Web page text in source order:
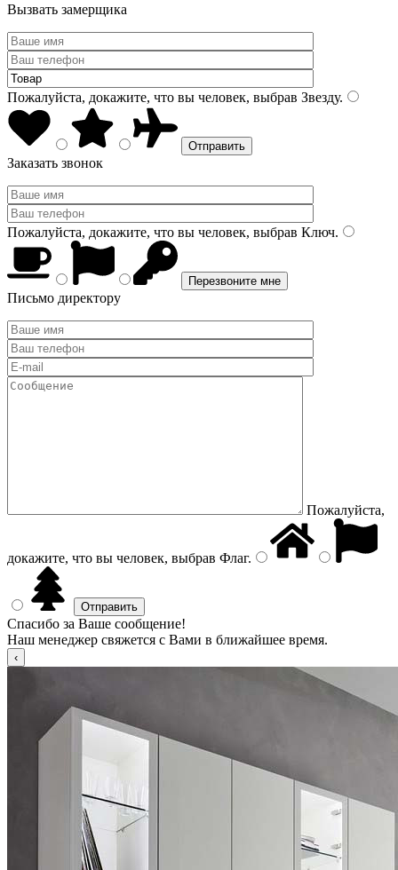
Вызвать замерщика
Пожалуйста, докажите, что вы человек, выбрав Звезду.
Заказать звонок
Пожалуйста, докажите, что вы человек, выбрав Ключ.
Письмо директору
Пожалуйста,
докажите, что вы человек, выбрав Флаг.
Спасибо за Ваше сообщение!
Наш менеджер свяжется с Вами в ближайшее время.